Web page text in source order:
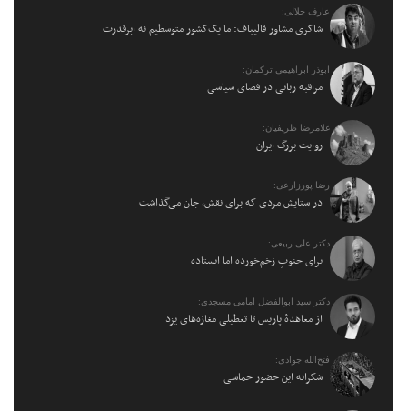
عارف جلالی:
شاکری مشاور قالیباف: ما یک‌کشور متوسطیم نه ابرقدرت
ابوذر ابراهیمی ترکمان:
مراقبه زبانی در فضای سیاسی
غلامرضا ظریفیان:
روایت بزرگ ایران
رضا پورزارعی:
در ستایش مردی که برای نقش، جان می‌گذاشت
دکتر علی ربیعی:
برای جنوبِ زخم‌خورده اما ایستاده
دکتر سید ابوالفضل امامی مسجدی:
از معاهدهٔ پاریس تا تعطیلی مغازه‌های یزد
فتح‌الله جوادی:
شکرانه این حضور حماسی